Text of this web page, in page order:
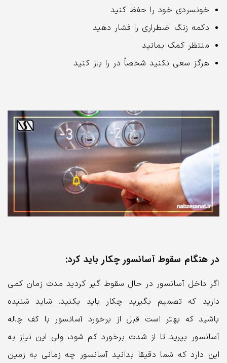
خونسردی خود را حفظ کنید
دکمه زنگ اضطراری را فشار دهید
منتظر کمک بمانید
هرگز سعی نکنید شخصاً در را باز کنید
در هنگام سقوط آسانسور چکار باید کرد:
اگر داخل آسانسور در حال سقوط گیر کردید مدت زمان کمی
دارید که تصمیم بگیرید چکار باید بکنید. شاید شنیده
باشید که بهتر است قبل از برخورد آسانسور با کف چاله
آسانسور بپرید تا از شدت برخورد کم شود، ولی این نیاز به
این دارد که شما دقیقا بدانید آسانسور چه زمانی به زمین